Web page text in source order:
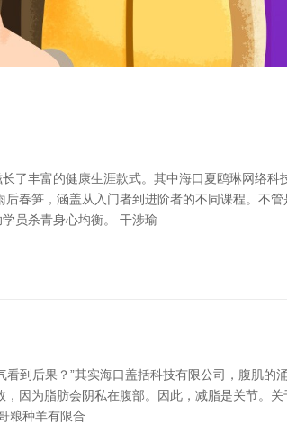
了丰富的健康生涯款式。其中海口夏鸥琳网络科
春笋，涵盖从入门者到进阶者的不同课程。不
员杀青身心均衡。 干涉瑜
到后果？”其实海口盖括科技有限公司，腹肌的
因为脂肪会阴私在腹部。因此，减脂是关节。
粮种羊有限合